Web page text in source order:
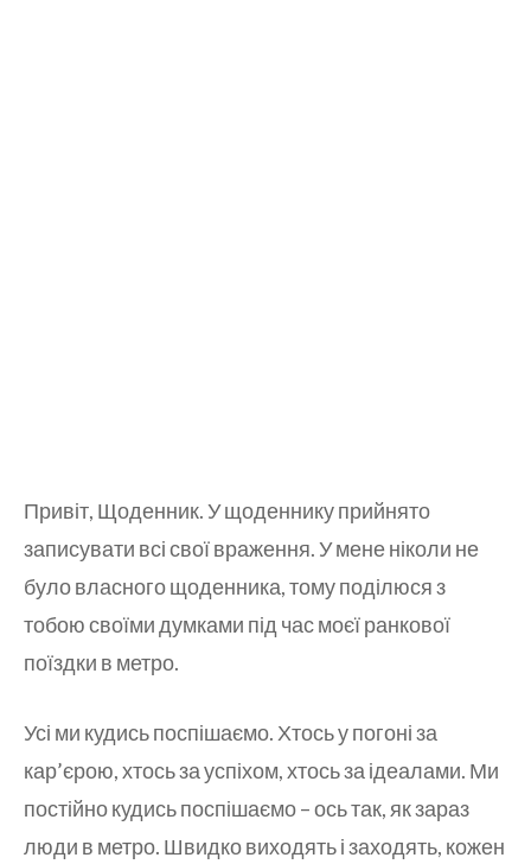
Привіт, Щоденник. У щоденнику прийнято
записувати всі свої враження. У мене ніколи не
було власного щоденника, тому поділюся з
тобою своїми думками під час моєї ранкової
поїздки в метро.
Усі ми кудись поспішаємо. Хтось у погоні за
кар’єрою, хтось за успіхом, хтось за ідеалами. Ми
постійно кудись поспішаємо – ось так, як зараз
люди в метро. Швидко виходять і заходять, кожен